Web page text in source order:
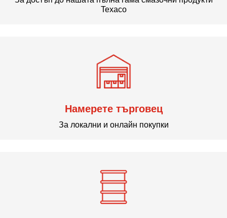
Texaco
Намерете търговец
За локални и онлайн покупки